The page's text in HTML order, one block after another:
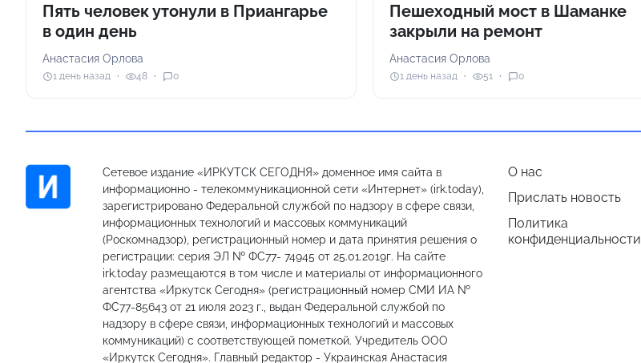
Пять человек утонули в Приангарье
в один день
Анастасия Орлова
1 день назад 48 0
Пешеходный мост в Шаманке
закрыли на ремонт
Анастасия Орлова
1 день назад 51 0
Сетевое издание «ИРКУТСК СЕГОДНЯ» доменное имя сайта в
информационно - телекоммуникационной сети «Интернет» (irk.today),
зарегистрировано Федеральной службой по надзору в сфере связи,
информационных технологий и массовых коммуникаций
(Роскомнадзор), регистрационный номер и дата принятия решения о
регистрации: серия ЭЛ № ФС77- 74945 от 25.01.2019г. На сайте
irk.today размещаются в том числе и материалы от информационного
агентства «Иркутск Сегодня» (регистрационный номер СМИ ИА №
ФС77-85643 от 21 июля 2023 г., выдан Федеральной службой по
надзору в сфере связи, информационных технологий и массовых
коммуникаций) с соответствующей пометкой. Учредитель ООО
«Иркутск Сегодня». Главный редактор - Украинская Анастасия
О нас
Прислать новость
Политика
конфиденциальности